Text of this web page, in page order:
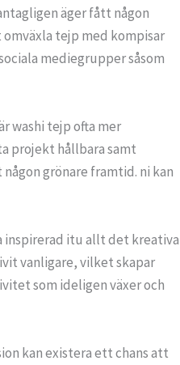
äger fått någon
omväxla tejp med kompisar
mediegrupper såsom
washi tejp ofta mer
projekt hållbara samt
grönare framtid. ni kan
inspirerad itu allt det kreativa
vanligare, vilket skapar
som ideligen växer och
kan existera ett chans att